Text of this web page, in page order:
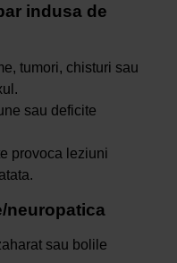
indusa de
tumori, chisturi sau
sau deficite
provoca leziuni
neuropatica
sau bolile